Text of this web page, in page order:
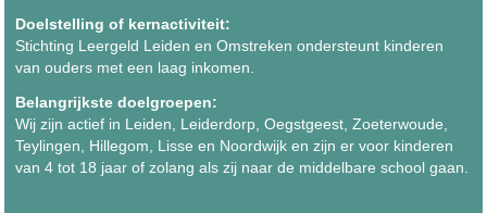
Doelstelling of kernactiviteit:
Stichting Leergeld Leiden en Omstreken ondersteunt kinderen
van ouders met een laag inkomen.
Belangrijkste doelgroepen:
Wij zijn actief in Leiden, Leiderdorp, Oegstgeest, Zoeterwoude,
Teylingen, Hillegom, Lisse en Noordwijk en zijn er voor kinderen
van 4 tot 18 jaar of zolang als zij naar de middelbare school gaan.